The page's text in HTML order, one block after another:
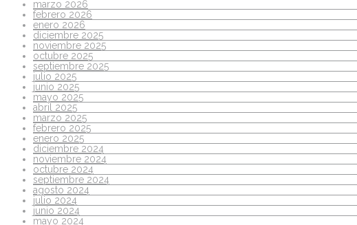
marzo 2026
febrero 2026
enero 2026
diciembre 2025
noviembre 2025
octubre 2025
septiembre 2025
julio 2025
junio 2025
mayo 2025
abril 2025
marzo 2025
febrero 2025
enero 2025
diciembre 2024
noviembre 2024
octubre 2024
septiembre 2024
agosto 2024
julio 2024
junio 2024
mayo 2024